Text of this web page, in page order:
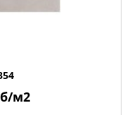
м2